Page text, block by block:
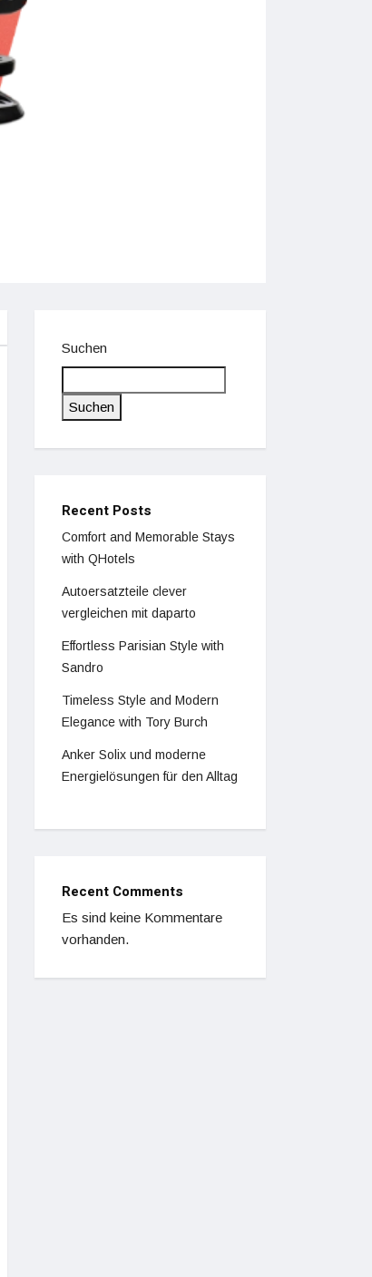
Suchen
Suchen
Recent Posts
Comfort and Memorable Stays
with QHotels
Autoersatzteile clever
vergleichen mit daparto
Effortless Parisian Style with
Sandro
Timeless Style and Modern
Elegance with Tory Burch
Anker Solix und moderne
Energielösungen für den Alltag
Recent Comments
Es sind keine Kommentare
vorhanden.